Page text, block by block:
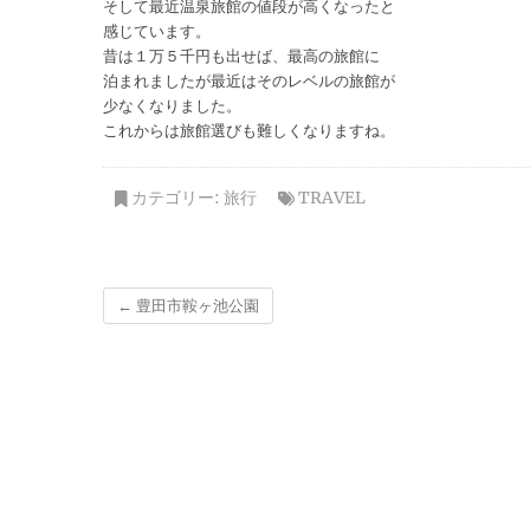
そして最近温泉旅館の値段が高くなったと
感じています。
昔は１万５千円も出せば、最高の旅館に
泊まれましたが最近はそのレベルの旅館が
少なくなりました。
これからは旅館選びも難しくなりますね。
カテゴリー: 旅行 TRAVEL
← 豊田市鞍ヶ池公園